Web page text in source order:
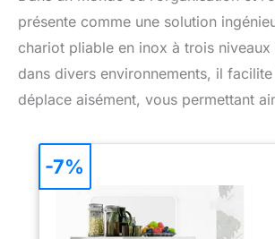
présente comme une solution
chariot pliable en inox à trois
dans divers environnements, il
déplace aisément, vous permettant
-7%